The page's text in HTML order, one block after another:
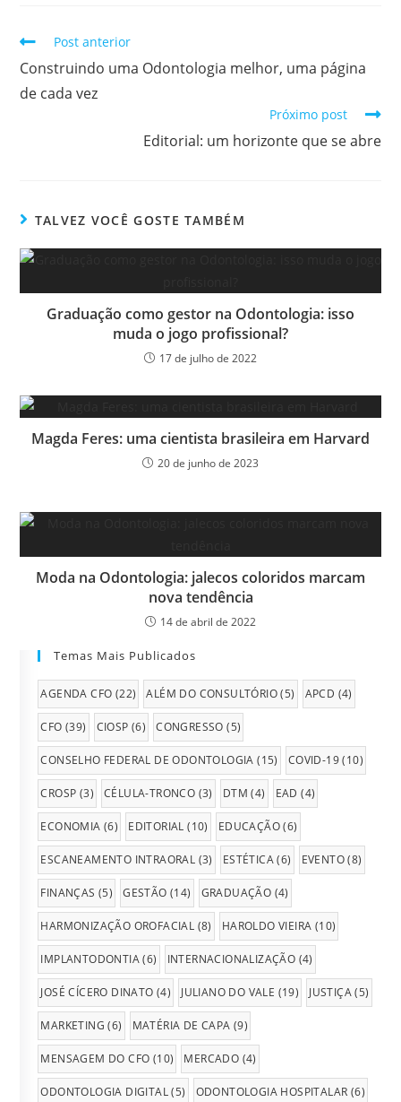
Post anterior
Construindo uma Odontologia melhor, uma página
de cada vez
Próximo post
Editorial: um horizonte que se abre
TALVEZ VOCÊ GOSTE TAMBÉM
Graduação como gestor na Odontologia: isso
muda o jogo profissional?
17 de julho de 2022
Magda Feres: uma cientista brasileira em Harvard
20 de junho de 2023
Moda na Odontologia: jalecos coloridos marcam
nova tendência
14 de abril de 2022
Temas Mais Publicados
AGENDA CFO (22) ALÉM DO CONSULTÓRIO(5) APCD (4)
CFO (39) CIOSP (6) CONGRESSO (5)
CONSELHO FEDERAL DE ODONTOLOGIA (15) COVID-19(10)
CROSP (3) CÉLULA-TRONCO (3) DTM (4) EAD (4)
ECONOMIA (6) EDITORIAL (10) EDUCAÇÃO(6)
ESCANEAMENTO INTRAORAL (3) ESTÉTICA(6) EVENTO(8)
FINANÇAS (5) GESTÃO (14) GRADUAÇÃO (4)
HARMONIZAÇÃO OROFACIAL (8) HAROLDO VIEIRA (10)
IMPLANTODONTIA(6) INTERNACIONALIZAÇÃO (4)
JOSÉ CÍCERO DINATO (4) JULIANO DO VALE (19) JUSTIÇA(5)
MARKETING (6) MATÉRIA DE CAPA (9)
MENSAGEM DO CFO (10) MERCADO (4)
ODONTOLOGIA DIGITAL(5) ODONTOLOGIA HOSPITALAR (6)